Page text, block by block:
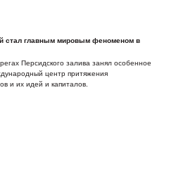
стал главным мировым феноменом в
Персидского залива занял особенное
центр притяжения
и их идей и капиталов.